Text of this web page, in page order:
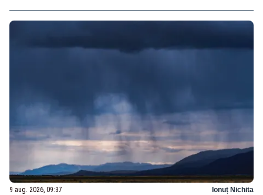
9 aug. 2026, 09:37 Ionuț Nichita